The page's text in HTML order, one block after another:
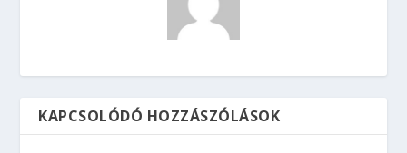
KAPCSOLÓDÓ HOZZÁSZÓLÁSOK